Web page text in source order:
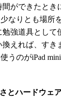
ができたとき
なりとも場所
強道具として
えれば、すき
うのがiPad
とハードウェ